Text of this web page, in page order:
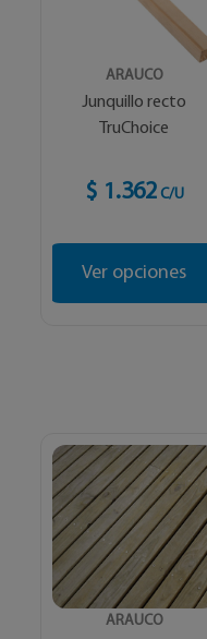
ARAUCO
Junquillo recto
TruChoice
$ 1.362 C/U
Ver opciones
ARAUCO